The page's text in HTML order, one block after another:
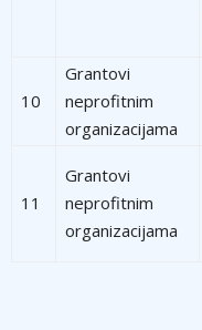
10
Grantovi
neprofitnim
organizacijama
11
Grantovi
neprofitnim
organizacijama